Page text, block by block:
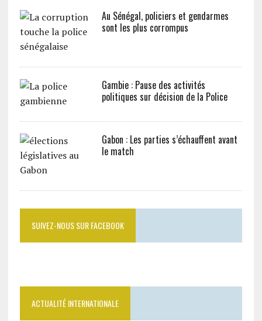
Au Sénégal, policiers et gendarmes
sont les plus corrompus
Gambie : Pause des activités
politiques sur décision de la Police
Gabon : Les parties s’échauffent avant
le match
SUIVEZ-NOUS SUR FACEBOOK
ACTUALITÉ INTERNATIONALE